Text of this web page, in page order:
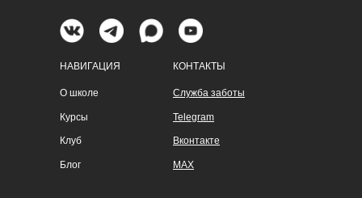
НАВИГАЦИЯ
О школе
Курсы
Клуб
Блог
КОНТАКТЫ
Служба заботы
Telegram
MAX
Вконтакте